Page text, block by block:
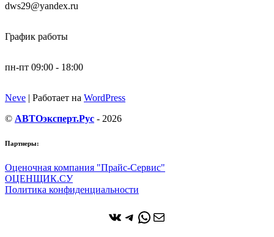
dws29@yandex.ru
График работы
пн-пт 09:00 - 18:00
Neve | Работает на WordPress
© АВТОэксперт.Рус - 2026
Партнеры:
Оценочная компания "Прайс-Сервис"
ОЦЕНЩИК.СУ
Политика конфиденциальности
ВКонтакте
Telegram
WhatsApp
Почта